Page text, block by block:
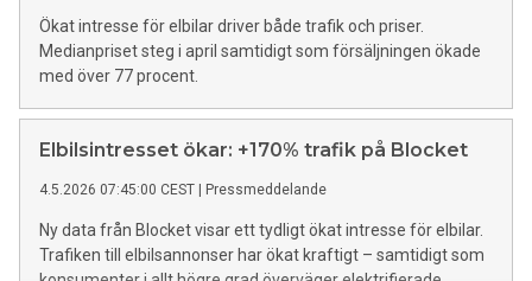
Ökat intresse för elbilar driver både trafik och priser.
Medianpriset steg i april samtidigt som försäljningen ökade
med över 77 procent.
Elbilsintresset ökar: +170% trafik på Blocket
4.5.2026 07:45:00 CEST Pressmeddelande
Ny data från Blocket visar ett tydligt ökat intresse för elbilar.
Trafiken till elbilsannonser har ökat kraftigt – samtidigt som